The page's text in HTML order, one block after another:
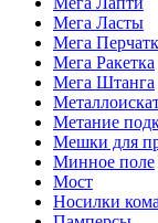
Мега Ласты
Мега
Мега Ракетка
Мега Штанга
Метание
Мешки для
Минное поле
Мост
Носилки